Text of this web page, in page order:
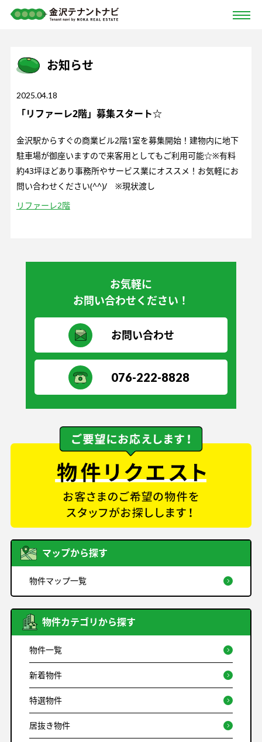
お知らせ
2025.04.18
「リファーレ2階」募集スタート☆
金沢駅からすぐの商業ビル2階1室を募集開始！建物内に地下
駐車場が御座いますので来客用としてもご利用可能☆※有料
約43坪ほどあり事務所やサービス業にオススメ！お気軽にお
問い合わせください(^^)/ ※現状渡し
リファーレ2階
お気軽に
お問い合わせください！
お問い合わせ
076-222-8828
マップから探す
物件マップ一覧
物件カテゴリから探す
物件一覧
新着物件
特選物件
居抜き物件